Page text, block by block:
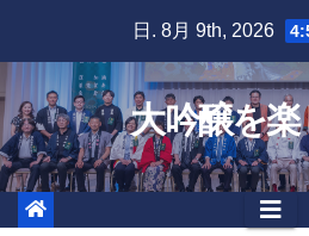
content
日. 8月 9th, 2026
大吟醸を